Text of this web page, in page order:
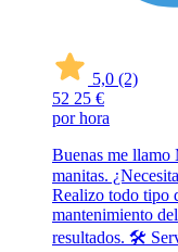
5,0 (2)
52 25 €
por hora
Buenas me llamo
manitas.
Realizo todo tipo
mantenimiento
resultados. 🛠